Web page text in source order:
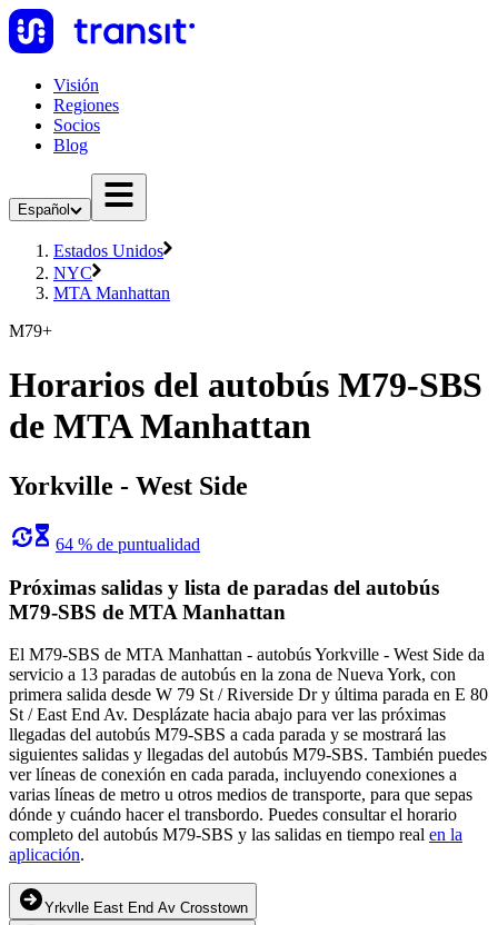
Visión
Regiones
Socios
Blog
Español
Estados Unidos
NYC
MTA Manhattan
M79+
Horarios del autobús M79-SBS
de MTA Manhattan
Yorkville - West Side
64 % de puntualidad
Próximas salidas y lista de paradas del autobús
M79-SBS de MTA Manhattan
El M79-SBS de MTA Manhattan - autobús Yorkville - West Side da
servicio a 13 paradas de autobús en la zona de Nueva York, con
primera salida desde W 79 St / Riverside Dr y última parada en E 80
St / East End Av. Desplázate hacia abajo para ver las próximas
llegadas del autobús M79-SBS a cada parada y se mostrará las
siguientes salidas y llegadas del autobús M79-SBS. También puedes
ver líneas de conexión en cada parada, incluyendo conexiones a
varias líneas de metro u otros medios de transporte, para que sepas
dónde y cuándo hacer el transbordo. Puedes consultar el horario
completo del autobús M79-SBS y las salidas en tiempo real en la
aplicación.
Yrkvlle East End Av Crosstown